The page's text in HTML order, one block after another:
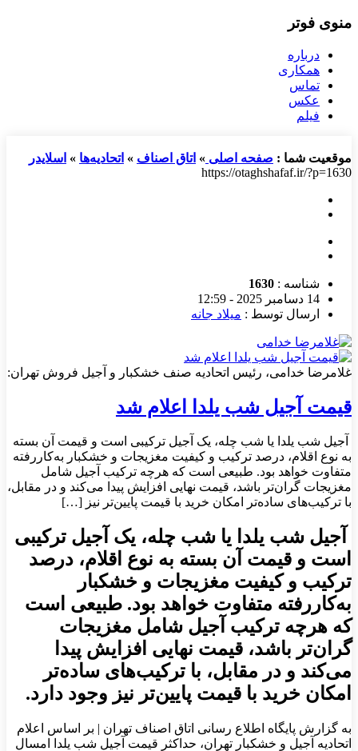
منوی فوتر
درباره
همکاری
تماس
عکس
فیلم
موقعیت شما : صفحه اصلی » اتاق اصناف » اتحادیه‌ها » اسلایدر
https://otaghshafaf.ir/?p=1630
شناسه : 1630
14 دسامبر 2025 - 12:59
ارسال توسط : میلاد جانه
غلامرضا خدامی، رئیس اتحادیه صنف خشکبار و آجیل فروش تهران:
قیمت آجیل شب یلدا اعلام شد
آجیل شب یلدا یا شب چله، یک آجیل ترکیبی است و قیمت آن بسته
به نوع اقلام، درصد ترکیب و کیفیت مغزیجات و خشکبار به‌کاررفته
متفاوت خواهد بود. طبیعی است که هرچه ترکیب آجیل شامل
مغزیجات گران‌تر باشد، قیمت نهایی افزایش پیدا می‌کند و در مقابل،
با ترکیب‌های ساده‌تر امکان خرید با قیمت پایین‌تر نیز […]
آجیل شب یلدا یا شب چله، یک آجیل ترکیبی
است و قیمت آن بسته به نوع اقلام، درصد
ترکیب و کیفیت مغزیجات و خشکبار
به‌کاررفته متفاوت خواهد بود. طبیعی است
که هرچه ترکیب آجیل شامل مغزیجات
گران‌تر باشد، قیمت نهایی افزایش پیدا
می‌کند و در مقابل، با ترکیب‌های ساده‌تر
امکان خرید با قیمت پایین‌تر نیز وجود دارد.
به گزارش پایگاه اطلاع رسانی اتاق اصناف تهران | بر اساس اعلام
اتحادیه آجیل و خشکبار تهران، حداکثر قیمت آجیل شب یلدا امسال